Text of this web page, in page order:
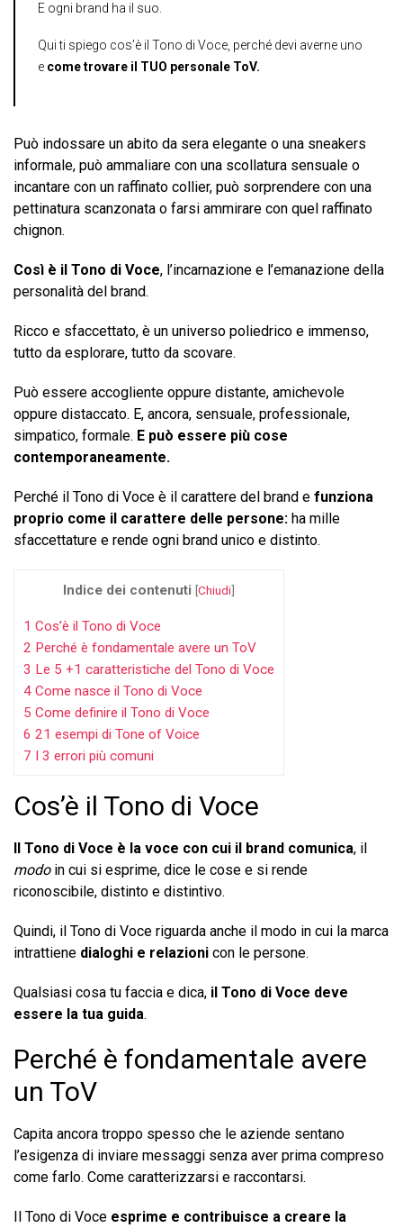
E ogni brand ha il suo.
Qui ti spiego cos’è il Tono di Voce, perché devi averne uno
e come trovare il TUO personale ToV.
Può indossare un abito da sera elegante o una sneakers
informale, può ammaliare con una scollatura sensuale o
incantare con un raffinato collier, può sorprendere con una
pettinatura scanzonata o farsi ammirare con quel raffinato
chignon.
Così è il Tono di Voce, l’incarnazione e l’emanazione della
personalità del brand.
Ricco e sfaccettato, è un universo poliedrico e immenso,
tutto da esplorare, tutto da scovare.
Può essere accogliente oppure distante, amichevole
oppure distaccato. E, ancora, sensuale, professionale,
simpatico, formale. E può essere più cose
contemporaneamente.
Perché il Tono di Voce è il carattere del brand e funziona
proprio come il carattere delle persone: ha mille
sfaccettature e rende ogni brand unico e distinto.
Indice dei contenuti [Chiudi]
1 Cos’è il Tono di Voce
2 Perché è fondamentale avere un ToV
3 Le 5 +1 caratteristiche del Tono di Voce
4 Come nasce il Tono di Voce
5 Come definire il Tono di Voce
6 21 esempi di Tone of Voice
7 I 3 errori più comuni
Cos’è il Tono di Voce
Il Tono di Voce è la voce con cui il brand comunica, il
modoin cui si esprime, dice le cose e si rende
riconoscibile, distinto e distintivo.
Quindi, il Tono di Voce riguarda anche il modo in cui la marca
intrattiene dialoghi e relazioni con le persone.
Qualsiasi cosa tu faccia e dica, il Tono di Voce deve
essere la tua guida.
Perché è fondamentale avere
un ToV
Capita ancora troppo spesso che le aziende sentano
l’esigenza di inviare messaggi senza aver prima compreso
come farlo. Come caratterizzarsi e raccontarsi.
Il Tono di Voce esprime e contribuisce a creare la